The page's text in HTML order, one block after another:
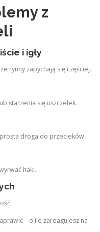
z
i igły
rynny zapychają się częściej.
starzenia się uszczelek.
droga do przecieków.
haki.
– o ile zareagujesz na